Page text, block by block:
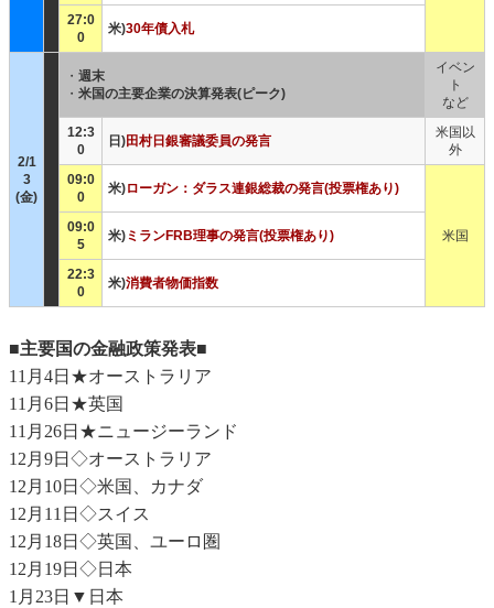
27:0
0
米)30年債入札
2/1
3
(金)
・ 週末
・ 米国の主要企業の決算発表(ピーク)
イベン
ト
など
12:3
0
日)田村日銀審議委員の発言
米国以
外
09:0
0
米)ローガン：ダラス連銀総裁の発言(投票権あり)
米国
09:0
5
米) ミランFRB理事の発言(投票権あり)
22:3
0
米)消費者物価指数
■主要国の金融政策発表■
11月4日★オーストラリア
11月6日★英国
11月26日★ニュージーランド
12月9日◇オーストラリア
12月10日◇米国、カナダ
12月11日◇スイス
12月18日◇英国、ユーロ圏
12月19日◇日本
1月23日▼日本